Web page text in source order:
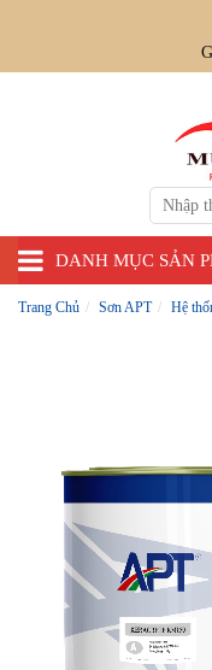
DANH MỤC SẢN
Trang Chủ Sơn APT Hệ